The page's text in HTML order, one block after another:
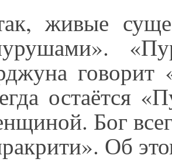
живые
говорит
остаётся
Бог
Об